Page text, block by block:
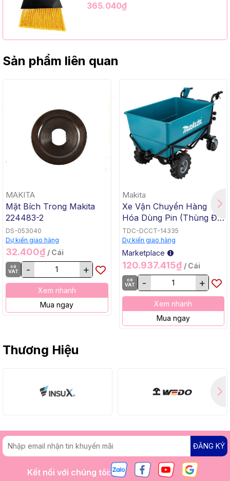
12 Bộ/Thùng (9" Angle Broom, Black
365.040₫
Sản phẩm liên quan
MAKITA
Mặt Bích Trong Makita
224483-2
DS-053040
Dự kiến giao hàng
32.400₫ / Cái
có
VAT
- +
Xem nhanh
Mua ngay
Makita
Xe Vận Chuyển Hàng
Hóa Dùng Pin (Thùng Đế
Bằng, BL, 18Vx2) Makita
DCU605Z
TDC-DCCT-14335
Dự kiến giao hàng
Marketplace
120.937.415₫ / Cái
có
VAT
- +
Xem nhanh
Mua ngay
Thương Hiệu
ĐĂNG KÝ
Kết nối với chúng tôi: